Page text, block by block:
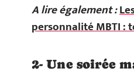
A lire également :
personnalité MBTI :
2- Une soirée